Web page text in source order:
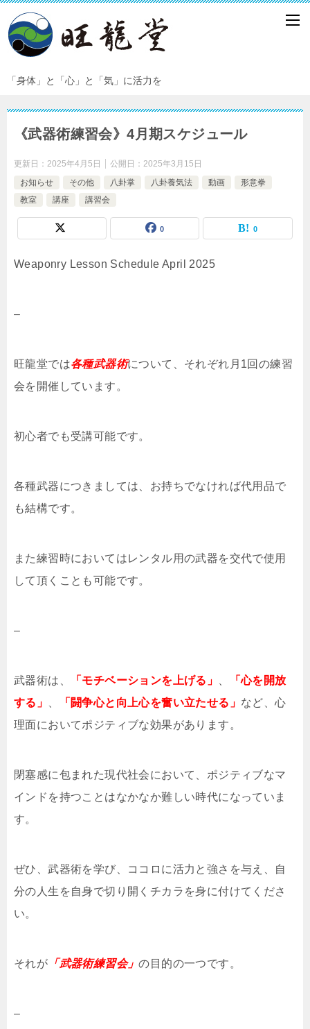
「身体」と「心」と「気」に活力を
《武器術練習会》4月期スケジュール
更新日： 2025年4月5日 公開日： 2025年3月15日
お知らせ
その他 八卦掌 八卦養気法 動画
形意拳
教室
講座 講習会
0 0
Weaponry Lesson Schedule April 2025
–
旺龍堂では各種武器術について、それぞれ月1回の練習
会を開催しています。
初心者でも受講可能です。
各種武器につきましては、お持ちでなければ代用品で
も結構です。
また練習時においてはレンタル用の武器を交代で使用
して頂くことも可能です。
–
武器術は、 「モチベーションを上げる」
「心を開放
する」
「闘争心と向上心を奮い立たせる」 など、心
理面においてポジティブな効果があります。
閉塞感に包まれた現代社会において、ポジティブなマ
インドを持つことはなかなか難しい時代になっていま
す。
ぜひ、武器術を学び、ココロに活力と強さを与え、自
分の人生を自身で切り開くチカラを身に付けてくださ
い。
それが 「武器術練習会」の目的の一つです。
–